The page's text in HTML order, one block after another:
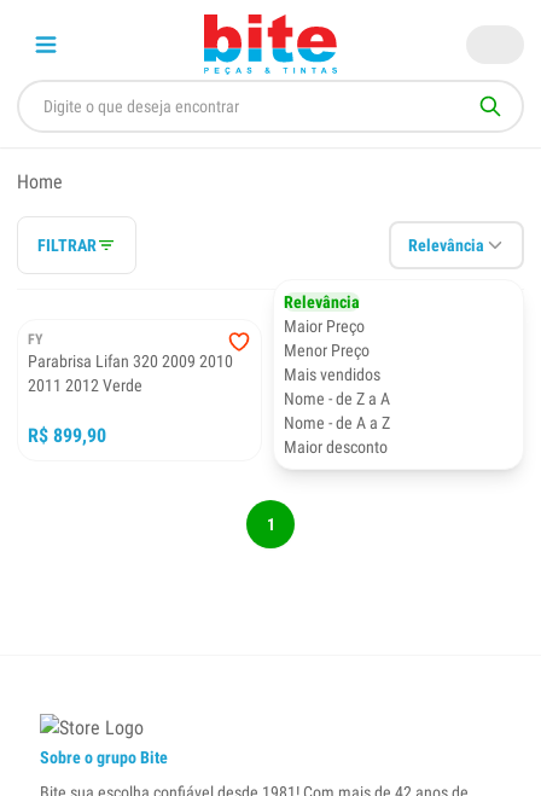
Home
FILTRAR Relevância
Relevância
Maior Preço
Menor Preço
Mais vendidos
Nome - de Z a A
Nome - de A a Z
Maior desconto
FY
Parabrisa Lifan 320 2009 2010
2011 2012 Verde
R$ 899,90
1
Sobre o grupo Bite